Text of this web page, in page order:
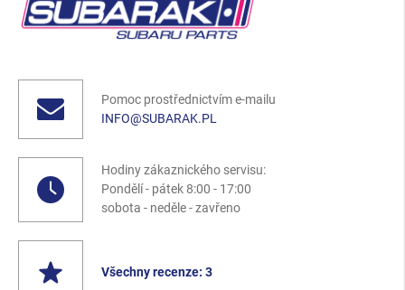
Pomoc prostřednictvím e-mailu
INFO@SUBARAK.PL
Hodiny zákaznického servisu:
Pondělí - pátek 8:00 - 17:00
sobota - neděle - zavřeno
Všechny recenze: 3